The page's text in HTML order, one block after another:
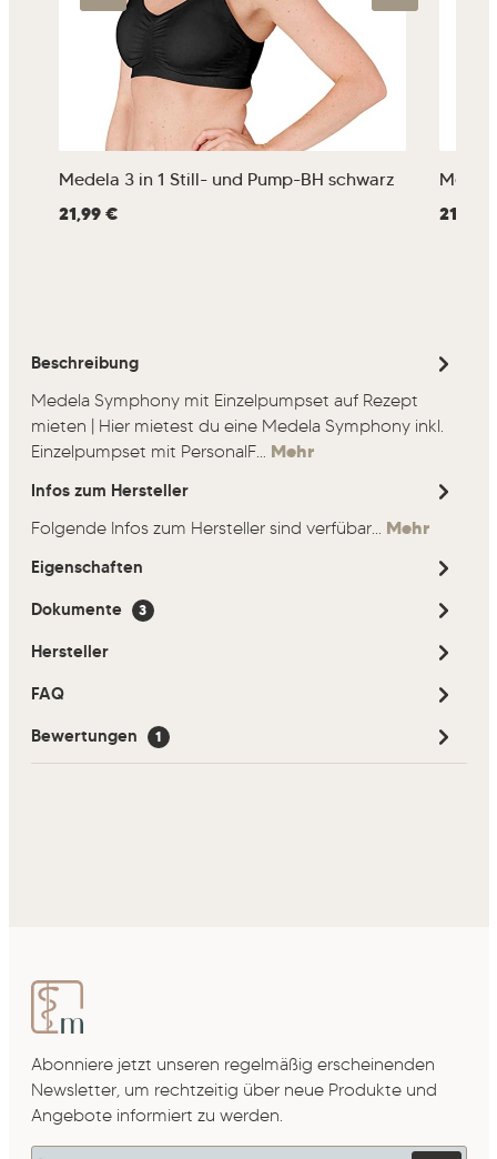
Medela 3 in 1 Still- und Pump-BH schwarz
Regulärer Preis:
21,99 € 21,99 €
Beschreibung
Medela Symphony mit Einzelpumpset auf Rezept
mieten | Hier mietest du eine Medela Symphony inkl.
Einzelpumpset mit PersonalF… Mehr
Infos zum Hersteller
Folgende Infos zum Hersteller sind verfübar... Mehr
Eigenschaften
Dokumente 3
Hersteller
FAQ
Bewertungen 1
Abonniere jetzt unseren regelmäßig erscheinenden
Newsletter, um rechtzeitig über neue Produkte und
Angebote informiert zu werden.